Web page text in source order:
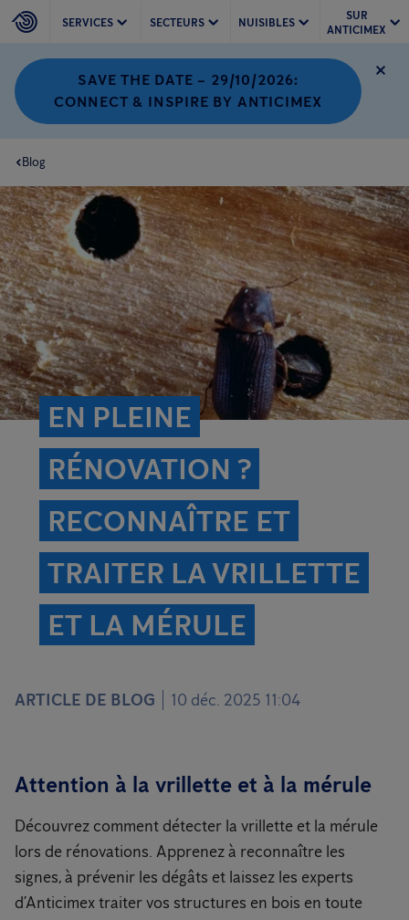
SERVICES SECTEURS NUISIBLES
SUR
ANTICIMEX
SAVE THE DATE – 29/10/2026:
CONNECT & INSPIRE BY ANTICIMEX
Blog
EN PLEINE
RÉNOVATION ?
RECONNAÎTRE ET
TRAITER LA VRILLETTE
ET LA MÉRULE
ARTICLE DE BLOG 10 déc. 2025 11:04
Attention à la vrillette et à la mérule
Découvrez comment détecter la vrillette et la mérule
lors de rénovations. Apprenez à reconnaître les
signes, à prévenir les dégâts et laissez les experts
d’Anticimex traiter vos structures en bois en toute